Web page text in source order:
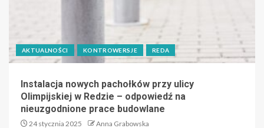
AKTUALNOŚCI KONTROWERSJE REDA
Instalacja nowych pachołków przy ulicy
Olimpijskiej w Redzie – odpowiedź na
nieuzgodnione prace budowlane
24 stycznia 2025 Anna Grabowska